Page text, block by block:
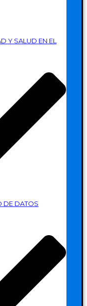
Y SALUD EN EL
DE DATOS